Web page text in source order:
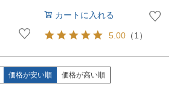
カートに入れる
5.00 （1）
価格が安い順 価格が高い順